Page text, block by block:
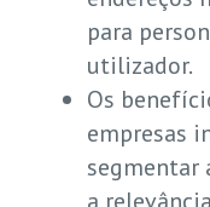
para
utilizador.
Os
empresas
segmentar